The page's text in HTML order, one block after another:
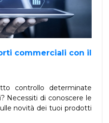
commerciali con il
controllo determinate
Necessiti di conoscere le
novità dei tuoi prodotti